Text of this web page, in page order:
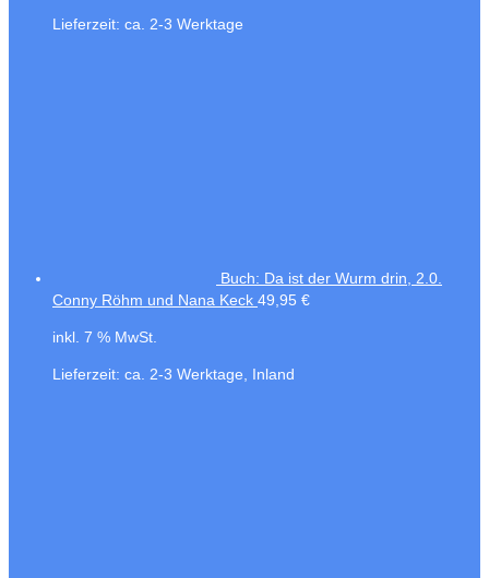
Lieferzeit: ca. 2-3 Werktage
Buch: Da ist der Wurm drin, 2.0.
Conny Röhm und Nana Keck 49,95 €
inkl. 7 % MwSt.
Lieferzeit: ca. 2-3 Werktage, Inland